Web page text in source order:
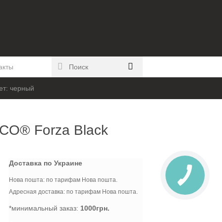
черный
Forza Black
Доставка по Украине
Нова пошта: по тарифам Нова пошта.
Адресная доставка: по тарифам Нова пошта.
*минимальный заказ: 1000грн.